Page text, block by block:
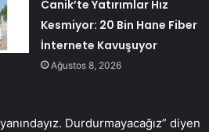
Canik’te Yatırımlar Hız
Kesmiyor: 20 Bin Hane Fiber
İnternete Kavuşuyor
Ağustos 8, 2026
Durdurmayacağız” diyen